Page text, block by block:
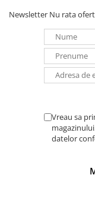
Frigidere portabile
Panouri portabile
Racire/Incalzire
Statii energie
Intrerupatoare si
Dulapuri pentru
structurata
Lumina (Becuri si
Newsletter Nu rata
Vreau sa
datelor